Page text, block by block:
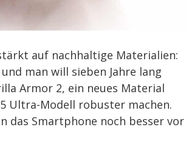
auf nachhaltige Materialien:
man will sieben Jahre lang
Armor 2, ein neues Material
Ultra-Modell robuster machen.
das Smartphone noch besser vor